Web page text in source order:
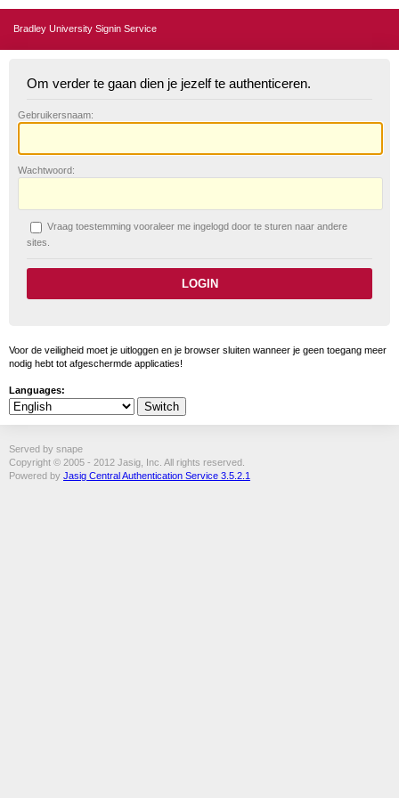
Bradley University Signin Service
Om verder te gaan dien je jezelf te authenticeren.
Gebruikersnaam:
Wachtwoord:
Vraag toestemming vooraleer me ingelogd door te sturen naar andere
sites.
Voor de veiligheid moet je uitloggen en je browser sluiten wanneer je geen toegang meer
nodig hebt tot afgeschermde applicaties!
Languages:
Served by snape
Copyright © 2005 - 2012 Jasig, Inc. All rights reserved.
Powered by Jasig Central Authentication Service 3.5.2.1